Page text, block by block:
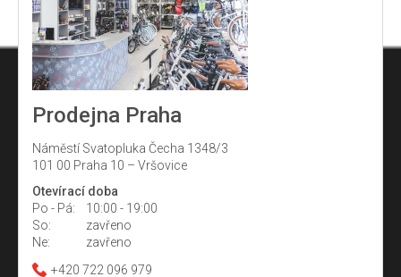
Prodejna Praha
Náměstí Svatopluka Čecha 1348/3
101 00 Praha 10 – Vršovice
Otevírací doba
Po - Pá:
10:00 - 19:00
So:
zavřeno
Ne:
zavřeno
+420 722 096 979